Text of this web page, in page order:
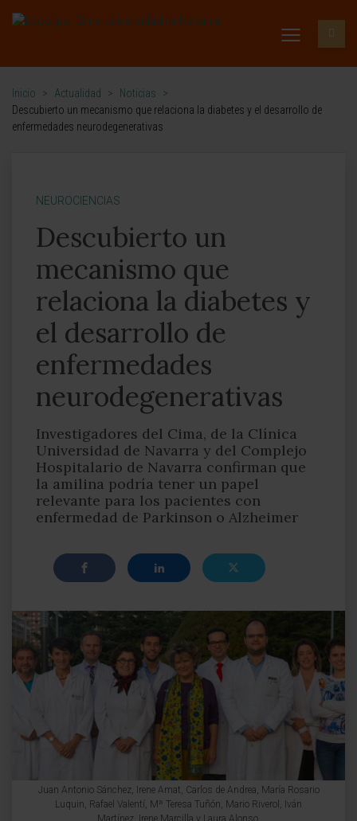
Inicio > Actualidad > Noticias
>
Descubierto un mecanismo que relaciona la diabetes y el desarrollo de
enfermedades neurodegenerativas
NEUROCIENCIAS
Descubierto un
mecanismo que
relaciona la diabetes y
el desarrollo de
enfermedades
neurodegenerativas
Investigadores del Cima, de la Clínica
Universidad de Navarra y del Complejo
Hospitalario de Navarra confirman que
la amilina podría tener un papel
relevante para los pacientes con
enfermedad de Parkinson o Alzheimer
Juan Antonio Sánchez, Irene Amat, Carlos de Andrea, María Rosario
Luquin, Rafael Valentí, Mª Teresa Tuñón, Mario Riverol, Iván
Martínez, Irene Marcilla y Laura Alonso.